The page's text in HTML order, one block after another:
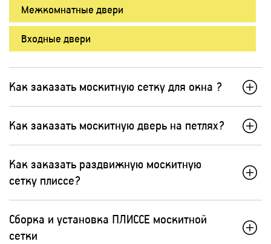
Межкомнатные двери
Входные двери
Как заказать москитную сетку для окна ?
Как заказать москитную дверь на петлях?
Как заказать раздвижную москитную
сетку плиссе?
Сборка и установка ПЛИССЕ москитной
сетки